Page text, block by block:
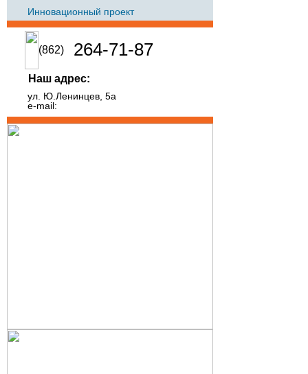
Инновационный проект
(862) 264-71-87
Наш адрес:
ул. Ю.Ленинцев, 5а
e-mail: